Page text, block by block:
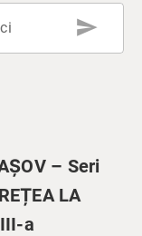
send
– Seri
LA
a